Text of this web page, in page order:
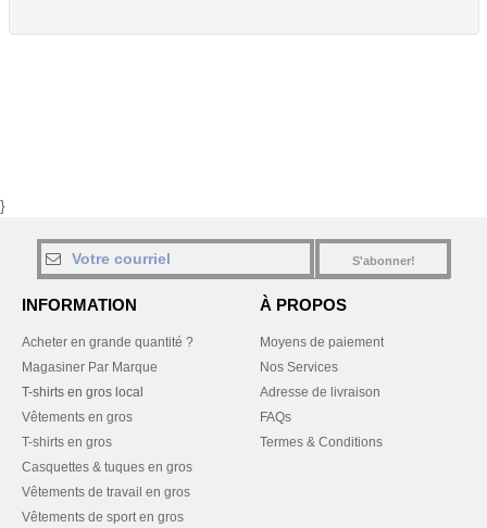
}
S'abonner!
INFORMATION
Acheter en grande quantité ?
Magasiner Par Marque
T-shirts en gros local
Vêtements en gros
T-shirts en gros
Casquettes & tuques en gros
Vêtements de travail en gros
Vêtements de sport en gros
À PROPOS
Moyens de paiement
Nos Services
Adresse de livraison
FAQs
Termes & Conditions